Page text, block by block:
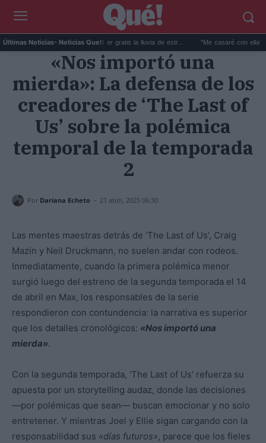
Últimas Noticias- Noticias Que!:
Perseidas 2026: dónde ver gratis la lluvia de estr... "Me casaré con ella": Un
«Nos importó una
mierda»: La defensa de los
creadores de ‘The Last of
Us’ sobre la polémica
temporal de la temporada
2
Por Dariana Echeto - 21 abril, 2025 06:30
Las mentes maestras detrás de ‘The Last of Us’, Craig
Mazin y Neil Druckmann, no suelen andar con rodeos.
Inmediatamente, cuando la primera polémica menor
surgió luego del estreno de la segunda temporada el 14
de abril en Max, los responsables de la serie
respondieron con contundencia: la narrativa es superior
que los detalles cronológicos: «Nos importó una
mierda».
Con la segunda temporada, ‘The Last of Us’ refuerza su
apuesta por un storytelling audaz, donde las decisiones
—por polémicas que sean— buscan emocionar y no solo
entretener. Y mientras Joel y Ellie sigan cargando con la
responsabilidad sus «días futuros», parece que los fieles